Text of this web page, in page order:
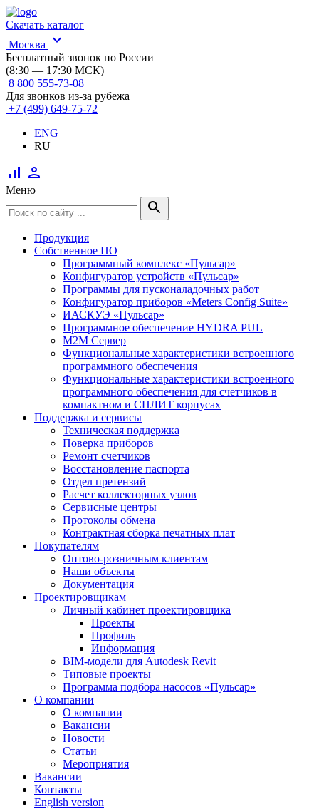
Скачать каталог
Москва
expand_more
Бесплатный звонок по России
(8:30 — 17:30 МСК)
8 800 555-73-08
Для звонков из-за рубежа
+7 (499) 649-75-72
ENG
RU
signal_cellular_alt person
Меню
search
Продукция
Собственное ПО
Программный комплекс «Пульсар»
Конфигуратор устройств «Пульсар»
Программы для пусконаладочных работ
Конфигуратор приборов «Meters Config Suite»
ИАСКУЭ «Пульсар»
Программное обеспечение HYDRA PUL
M2M Сервер
Функциональные характеристики встроенного
программного обеспечения
Функциональные характеристики встроенного
программного обеспечения для счетчиков в
компактном и СПЛИТ корпусах
Поддержка и сервисы
Техническая поддержка
Поверка приборов
Ремонт счетчиков
Восстановление паспорта
Отдел претензий
Расчет коллекторных узлов
Сервисные центры
Протоколы обмена
Контрактная сборка печатных плат
Покупателям
Оптово-розничным клиентам
Наши объекты
Документация
Проектировщикам
Личный кабинет проектировщика
Проекты
Профиль
Информация
BIM-модели для Autodesk Revit
Типовые проекты
Программа подбора насосов «Пульсар»
О компании
О компании
Вакансии
Новости
Статьи
Мероприятия
Вакансии
Контакты
English version